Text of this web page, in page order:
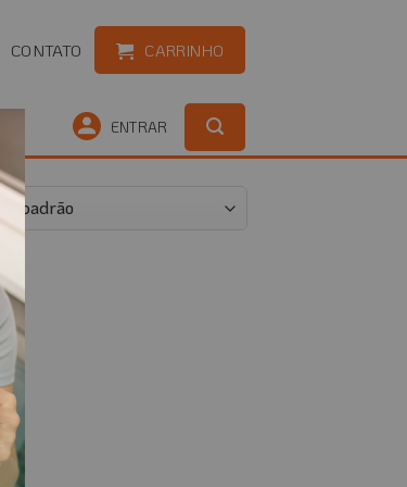
CONTATO CARRINHO
ENTRAR